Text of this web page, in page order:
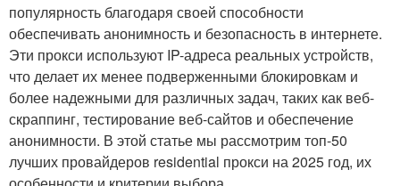
популярность благодаря своей способности
обеспечивать анонимность и безопасность в интернете.
Эти прокси используют IP-адреса реальных устройств,
что делает их менее подверженными блокировкам и
более надежными для различных задач, таких как веб-
скраппинг, тестирование веб-сайтов и обеспечение
анонимности. В этой статье мы рассмотрим топ-50
лучших провайдеров residential прокси на 2025 год, их